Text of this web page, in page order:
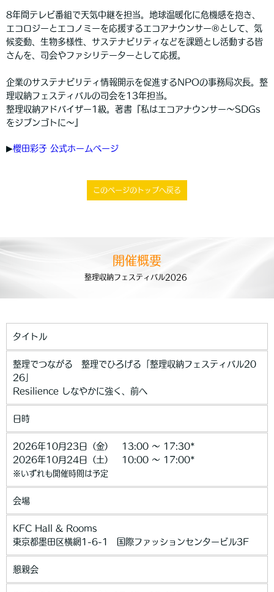
8年間テレビ番組で天気中継を担当。地球温暖化に危機感を抱き、
エコロジーとエコノミーを応援するエコアナウンサー®として、気
候変動、生物多様性、サステナビリティなどを課題とし活動する皆
さんを、司会やファシリテーターとして応援。
企業のサステナビリティ情報開示を促進するNPOの事務局次長。整
理収納フェスティバルの司会を13年担当。
整理収納アドバイザー1級。著書『私はエコアナウンサー～SDGs
をジブンゴトに～』
▶︎櫻田彩子 公式ホームページ
このページのトップへ戻る
開催概要
整理収納フェスティバル2026
タイトル
整理でつながる 整理でひろげる「整理収納フェスティバル20
26」
Resilience しなやかに強く、前へ
日時
2026年10月23日（金） 13:00 ～ 17:30*
2026年10月24日（土） 10:00 〜 17:00*
※いずれも開催時間は予定
会場
KFC Hall & Rooms
東京都墨田区横網1-6-1 国際ファッションセンタービル3F
懇親会